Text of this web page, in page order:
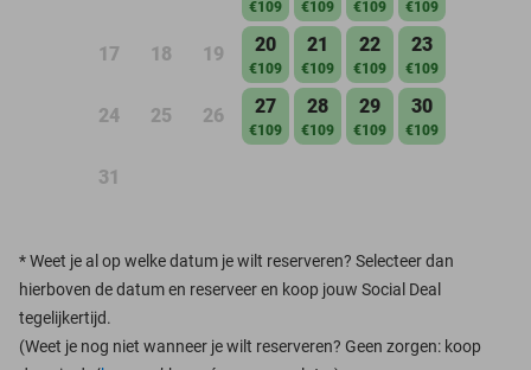
€109 €109 €109 €109
17 18 19 20
€109
21
€109
22
€109
23
€109
24 25 26 27
€109
28
€109
29
€109
30
€109
31
*Weet je al op welke datum je wilt reserveren? Selecteer dan
hierboven de datum en reserveer en koop jouw Social Deal
tegelijkertijd.
(Weet je nog niet wanneer je wilt reserveren? Geen zorgen: koop